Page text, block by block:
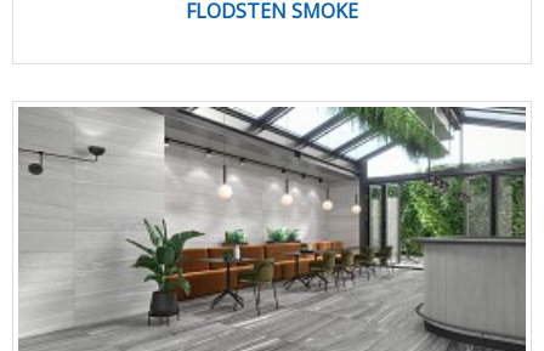
FLODSTEN SMOKE